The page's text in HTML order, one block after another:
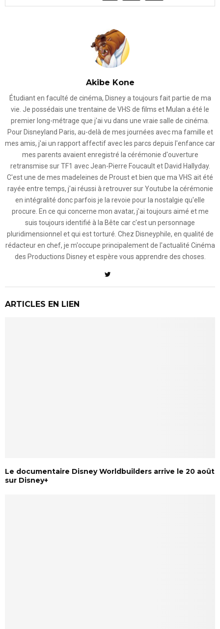
Akibe Kone
Étudiant en faculté de cinéma, Disney a toujours fait partie de ma
vie. Je possédais une trentaine de VHS de films et Mulan a été le
premier long-métrage que j'ai vu dans une vraie salle de cinéma.
Pour Disneyland Paris, au-delà de mes journées avec ma famille et
mes amis, j'ai un rapport affectif avec les parcs depuis l'enfance car
mes parents avaient enregistré la cérémonie d'ouverture
retransmise sur TF1 avec Jean-Pierre Foucault et David Hallyday.
C'est une de mes madeleines de Proust et bien que ma VHS ait été
rayée entre temps, j'ai réussi à retrouver sur Youtube la cérémonie
en intégralité donc parfois je la revoie pour la nostalgie qu'elle
procure. En ce qui concerne mon avatar, j'ai toujours aimé et me
suis toujours identifié à la Bête car c'est un personnage
pluridimensionnel et qui est torturé. Chez Disneyphile, en qualité de
rédacteur en chef, je m'occupe principalement de l'actualité Cinéma
des Productions Disney et espère vous apprendre des choses.
ARTICLES EN LIEN
Le documentaire Disney Worldbuilders arrive le 20 août
sur Disney+